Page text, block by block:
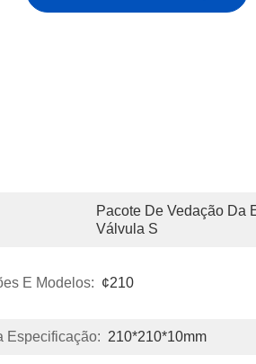
Pacote De Vedação Da
Válvula S
E Modelos: ¢210
Especificação: 210*210*10mm